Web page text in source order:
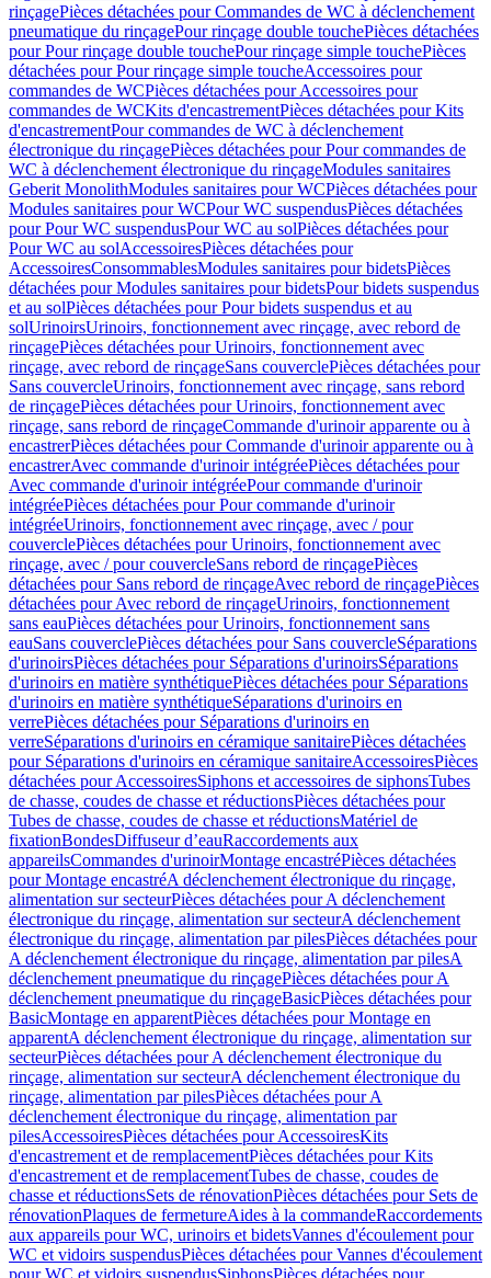
rinçagePièces détachées pour Commandes de WC à déclenchement
pneumatique du rinçagePour rinçage double touchePièces détachées
pour Pour rinçage double touchePour rinçage simple touchePièces
détachées pour Pour rinçage simple toucheAccessoires pour
commandes de WCPièces détachées pour Accessoires pour
commandes de WCKits d'encastrementPièces détachées pour Kits
d'encastrementPour commandes de WC à déclenchement
électronique du rinçagePièces détachées pour Pour commandes de
WC à déclenchement électronique du rinçageModules sanitaires
Geberit MonolithModules sanitaires pour WCPièces détachées pour
Modules sanitaires pour WCPour WC suspendusPièces détachées
pour Pour WC suspendusPour WC au solPièces détachées pour
Pour WC au solAccessoiresPièces détachées pour
AccessoiresConsommablesModules sanitaires pour bidetsPièces
détachées pour Modules sanitaires pour bidetsPour bidets suspendus
et au solPièces détachées pour Pour bidets suspendus et au
solUrinoirsUrinoirs, fonctionnement avec rinçage, avec rebord de
rinçagePièces détachées pour Urinoirs, fonctionnement avec
rinçage, avec rebord de rinçageSans couverclePièces détachées pour
Sans couvercleUrinoirs, fonctionnement avec rinçage, sans rebord
de rinçagePièces détachées pour Urinoirs, fonctionnement avec
rinçage, sans rebord de rinçageCommande d'urinoir apparente ou à
encastrerPièces détachées pour Commande d'urinoir apparente ou à
encastrerAvec commande d'urinoir intégréePièces détachées pour
Avec commande d'urinoir intégréePour commande d'urinoir
intégréePièces détachées pour Pour commande d'urinoir
intégréeUrinoirs, fonctionnement avec rinçage, avec / pour
couverclePièces détachées pour Urinoirs, fonctionnement avec
rinçage, avec / pour couvercleSans rebord de rinçagePièces
détachées pour Sans rebord de rinçageAvec rebord de rinçagePièces
détachées pour Avec rebord de rinçageUrinoirs, fonctionnement
sans eauPièces détachées pour Urinoirs, fonctionnement sans
eauSans couverclePièces détachées pour Sans couvercleSéparations
d'urinoirsPièces détachées pour Séparations d'urinoirsSéparations
d'urinoirs en matière synthétiquePièces détachées pour Séparations
d'urinoirs en matière synthétiqueSéparations d'urinoirs en
verrePièces détachées pour Séparations d'urinoirs en
verreSéparations d'urinoirs en céramique sanitairePièces détachées
pour Séparations d'urinoirs en céramique sanitaireAccessoiresPièces
détachées pour AccessoiresSiphons et accessoires de siphonsTubes
de chasse, coudes de chasse et réductionsPièces détachées pour
Tubes de chasse, coudes de chasse et réductionsMatériel de
fixationBondesDiffuseur d’eauRaccordements aux
appareilsCommandes d'urinoirMontage encastréPièces détachées
pour Montage encastréA déclenchement électronique du rinçage,
alimentation sur secteurPièces détachées pour A déclenchement
électronique du rinçage, alimentation sur secteurA déclenchement
électronique du rinçage, alimentation par pilesPièces détachées pour
A déclenchement électronique du rinçage, alimentation par pilesA
déclenchement pneumatique du rinçagePièces détachées pour A
déclenchement pneumatique du rinçageBasicPièces détachées pour
BasicMontage en apparentPièces détachées pour Montage en
apparentA déclenchement électronique du rinçage, alimentation sur
secteurPièces détachées pour A déclenchement électronique du
rinçage, alimentation sur secteurA déclenchement électronique du
rinçage, alimentation par pilesPièces détachées pour A
déclenchement électronique du rinçage, alimentation par
pilesAccessoiresPièces détachées pour AccessoiresKits
d'encastrement et de remplacementPièces détachées pour Kits
d'encastrement et de remplacementTubes de chasse, coudes de
chasse et réductionsSets de rénovationPièces détachées pour Sets de
rénovationPlaques de fermetureAides à la commandeRaccordements
aux appareils pour WC, urinoirs et bidetsVannes d'écoulement pour
WC et vidoirs suspendusPièces détachées pour Vannes d'écoulement
pour WC et vidoirs suspendusSiphonsPièces détachées pour